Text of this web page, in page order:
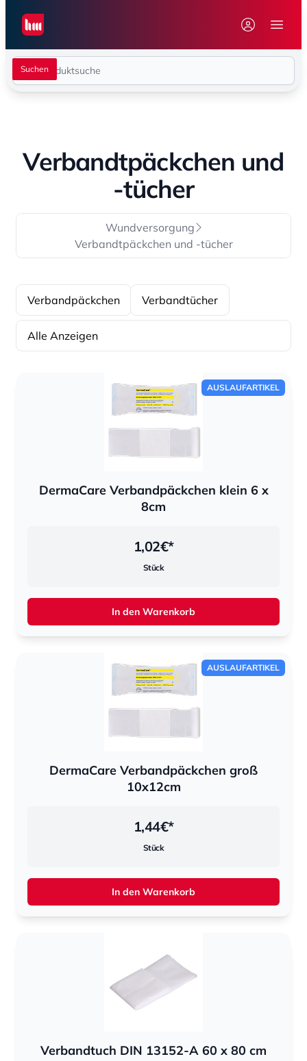
Seiwert GmbH
Menü
Verbandtpäckchen und
-tücher
Wundversorgung
Verbandtpäckchen und -tücher
Verbandpäckchen Verbandtücher
Alle Anzeigen
AUSLAUFARTIKEL
DermaCare Verbandpäckchen klein 6 x
8cm
1,02€*
Stück
In den Warenkorb
AUSLAUFARTIKEL
DermaCare Verbandpäckchen groß
10x12cm
1,44€*
Stück
In den Warenkorb
Verbandtuch DIN 13152-A 60 x 80 cm